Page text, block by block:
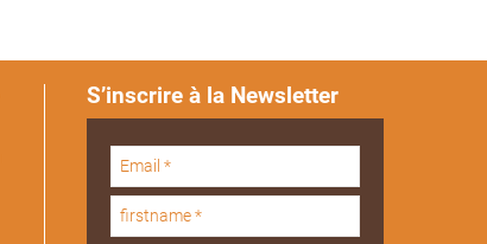
S’inscrire à la Newsletter